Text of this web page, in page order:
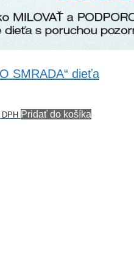
SMRADA“ dieťa
Pridať do košíka